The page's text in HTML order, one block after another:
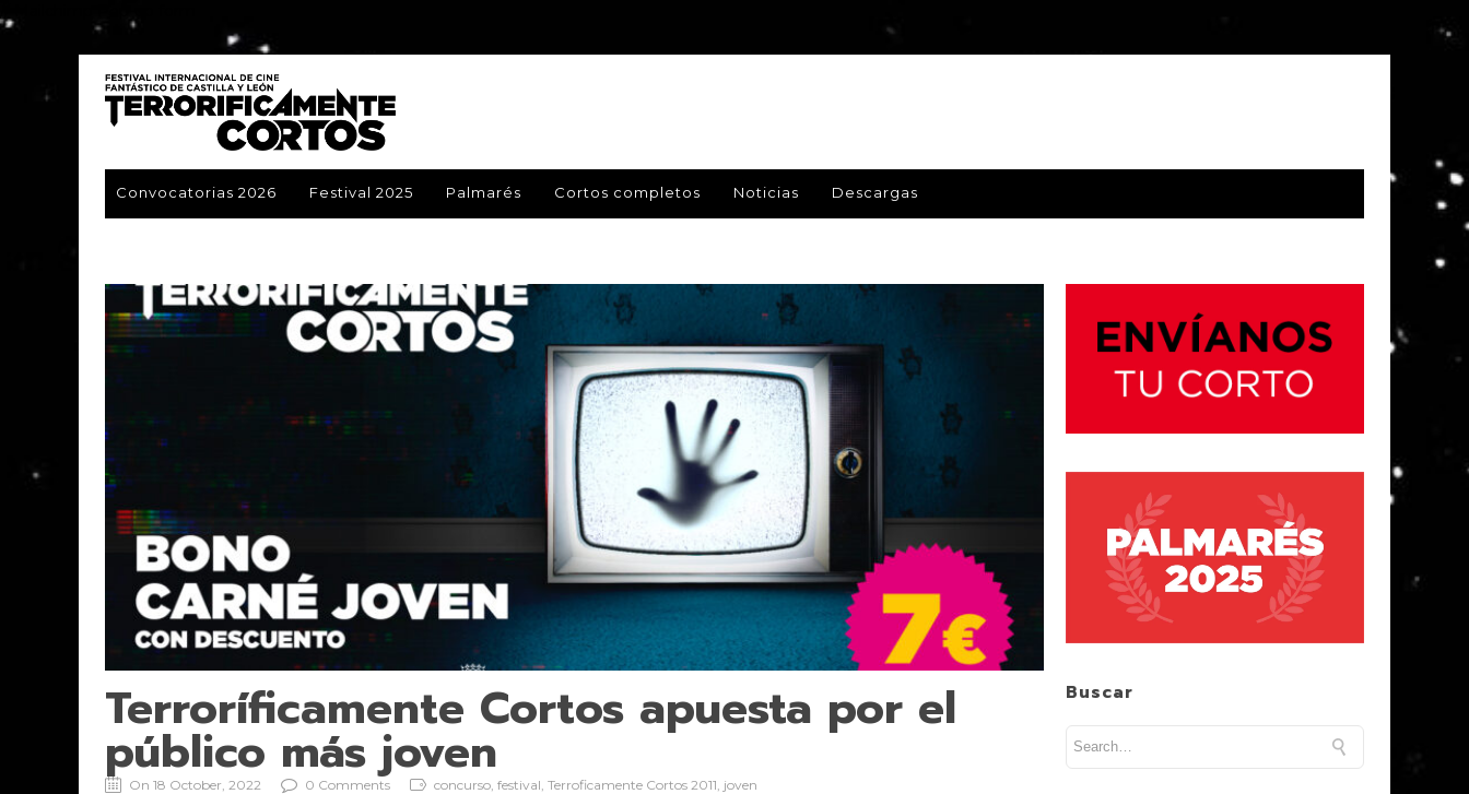
Convocatorias 2026 Festival 2025 Palmarés Cortos completos Noticias Descargas
Terroríficamente Cortos apuesta por el
público más joven
On 18 October, 2022 0 Comments concurso, festival, Terroficamente Cortos 2011, joven
Buscar